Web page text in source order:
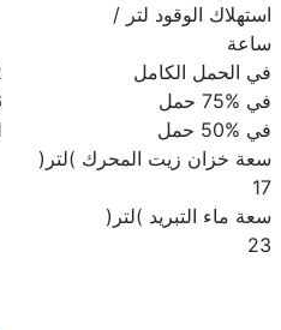
استهلاك الوقود لتر /
ساعة
في الحمل الكامل
في %75 حمل
في %50 حمل
سعة خزان زيت المحرك )لتر(
17
سعة ماء التبريد )لتر(
23